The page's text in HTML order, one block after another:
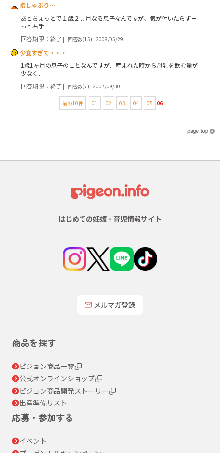
指しゃぶり…
あとちょっとで１歳２ヵ月なる息子なんですが、気が付いたらずー
っと右手…
回答期限：終了 | | 回答数(15) | 2008/05/29
少食すぎて・・・
1歳1ヶ月の息子のことなんですが、産まれた時から母乳を飲む量が
少なく、…
回答期限：終了 | | 回答数(7) | 2007/09/30
前の10件 01 02 03 04 05 06
はじめての妊娠・育児情報サイト
メルマガ登録
商品を探す
ピジョン商品一覧
公式オンラインショップ
ピジョン商品開発ストーリー
出産準備リスト
応募・参加する
イベント